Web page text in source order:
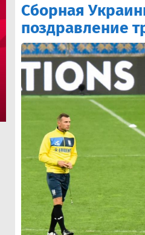
Сборная
поздравление